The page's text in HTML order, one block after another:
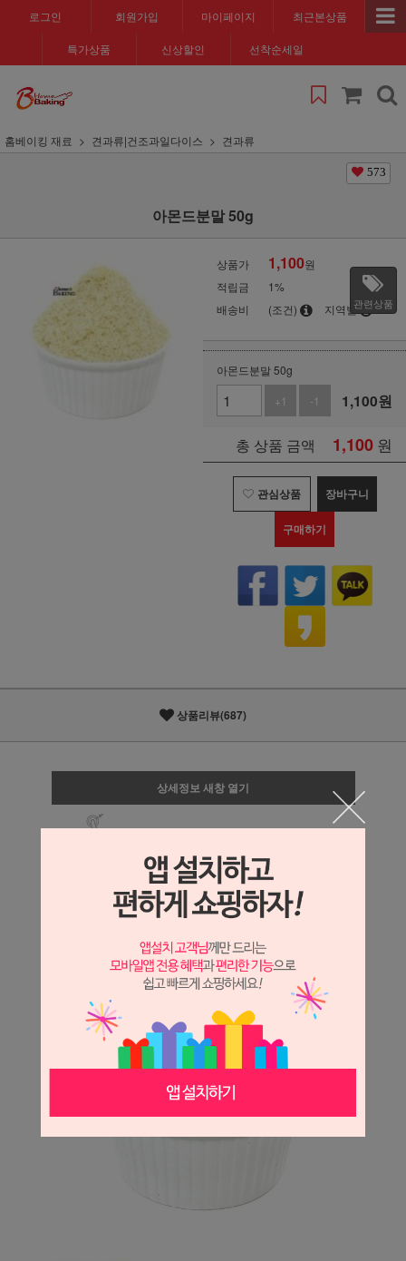
로그인 회원가입 마이페이지 최근본상품
특가상품 신상할인 선착순세일
홈베이킹 재료 견과류|건조과일다이스 견과류
573
아몬드분말 50g
상품가 1,100원
적립금
1%
배송비
(조건) 지역별관련상품
아몬드분말 50g
+1
-1 1,100원
총 상품 금액 1,100 원
관심상품 장바구니
구매하기
상품리뷰(687)
상세정보 새창 열기